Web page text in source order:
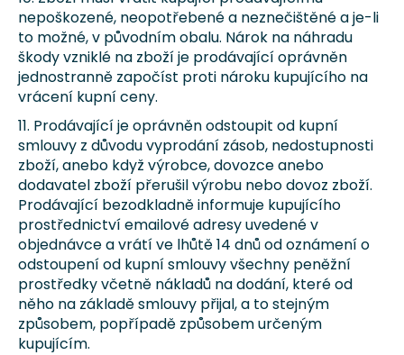
nepoškozené, neopotřebené a neznečištěné a je-li
to možné, v původním obalu. Nárok na náhradu
škody vzniklé na zboží je prodávající oprávněn
jednostranně započíst proti nároku kupujícího na
vrácení kupní ceny.
11. Prodávající je oprávněn odstoupit od kupní
smlouvy z důvodu vyprodání zásob, nedostupnosti
zboží, anebo když výrobce, dovozce anebo
dodavatel zboží přerušil výrobu nebo dovoz zboží.
Prodávající bezodkladně informuje kupujícího
prostřednictví emailové adresy uvedené v
objednávce a vrátí ve lhůtě 14 dnů od oznámení o
odstoupení od kupní smlouvy všechny peněžní
prostředky včetně nákladů na dodání, které od
něho na základě smlouvy přijal, a to stejným
způsobem, popřípadě způsobem určeným
kupujícím.